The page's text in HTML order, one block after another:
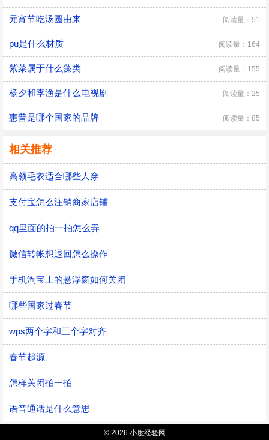
元宵节吃汤圆由来 阅读量：51
pu是什么材质 阅读量：164
紫菜属于什么藻类 阅读量：155
杨夕和李渔是什么电视剧 阅读量：25
惠普是哪个国家的品牌 阅读量：85
相关推荐
高领毛衣适合哪些人穿
支付宝怎么注销商家店铺
qq里面的拍一拍怎么弄
微信转帐想退回怎么操作
手机淘宝上的悬浮窗如何关闭
哪些国家过春节
wps两个字和三个字对齐
春节起源
怎样关闭拍一拍
语音通话是什么意思
© 2026 小度经验网